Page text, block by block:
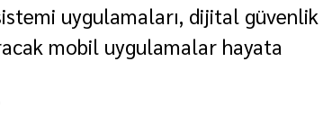
uygulamaları, dijital güvenlik
mobil uygulamalar hayata